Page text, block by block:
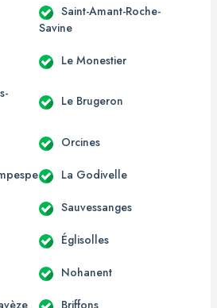
Saint-Amant-Roche-
Savine
Le Monestier
Le Brugeron
Orcines
La Godivelle
Sauvessanges
Églisolles
Nohanent
Briffons